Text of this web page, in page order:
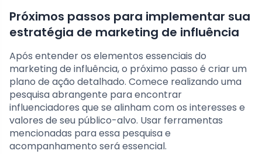
Próximos passos para implementar sua
estratégia de marketing de influência
Após entender os elementos essenciais do
marketing de influência, o próximo passo é criar um
plano de ação detalhado. Comece realizando uma
pesquisa abrangente para encontrar
influenciadores que se alinham com os interesses e
valores de seu público-alvo. Usar ferramentas
mencionadas para essa pesquisa e
acompanhamento será essencial.